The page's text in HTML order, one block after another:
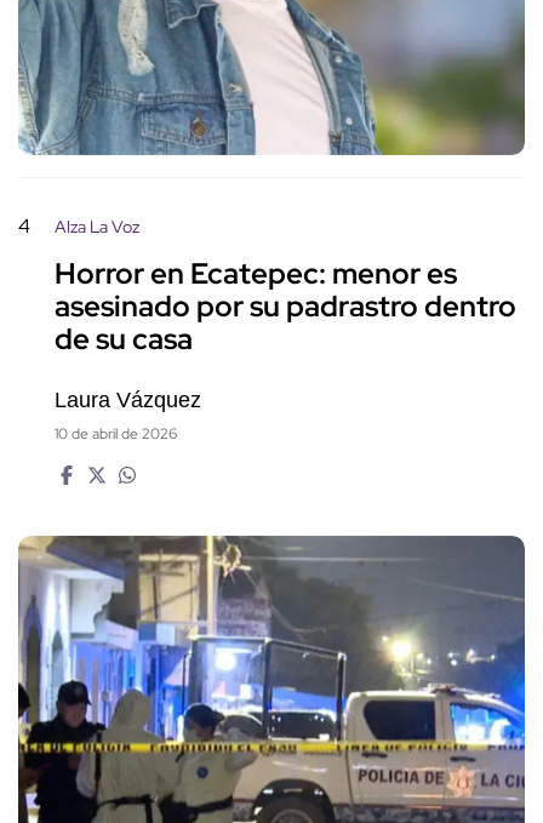
4 Alza La Voz
Horror en Ecatepec: menor es
asesinado por su padrastro dentro
de su casa
Laura Vázquez
10 de abril de 2026